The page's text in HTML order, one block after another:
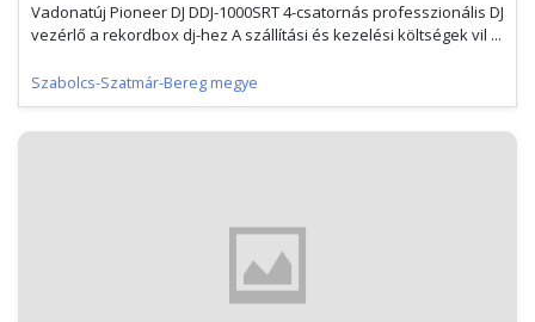
Vadonatúj Pioneer DJ DDJ-1000SRT 4-csatornás professzionális DJ
vezérlő a rekordbox dj-hez A szállítási és kezelési költségek vil ...
Szabolcs-Szatmár-Bereg megye